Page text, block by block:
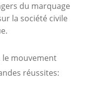
du marquage
la société civile
le mouvement
réussites: